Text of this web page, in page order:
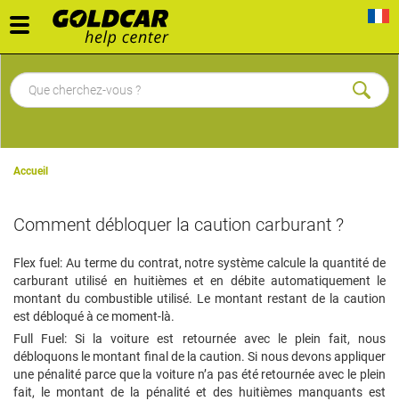
Toggle
navigation
Accueil
Comment débloquer la caution carburant ?
Flex fuel: Au terme du contrat, notre système calcule la quantité de
carburant utilisé en huitièmes et en débite automatiquement le
montant du combustible utilisé. Le montant restant de la caution
est débloqué à ce moment-là.
Full Fuel: Si la voiture est retournée avec le plein fait, nous
débloquons le montant final de la caution. Si nous devons appliquer
une pénalité parce que la voiture n’a pas été retournée avec le plein
fait, le montant de la pénalité et des huitièmes manquants est